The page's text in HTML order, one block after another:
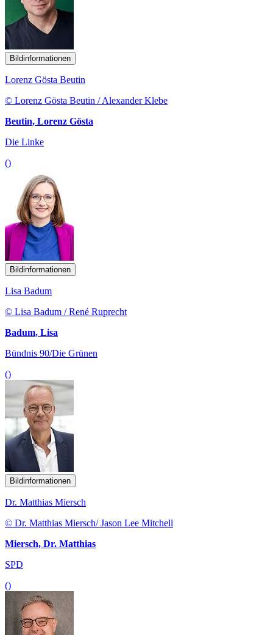
Bildinformationen
Lorenz Gösta Beutin
© Lorenz Gösta Beutin / Alexander Klebe
Beutin, Lorenz Gösta
Die Linke
()
Bildinformationen
Lisa Badum
© Lisa Badum / René Ruprecht
Badum, Lisa
Bündnis 90/Die Grünen
()
Bildinformationen
Dr. Matthias Miersch
© Dr. Matthias Miersch/ Jason Lee Mitchell
Miersch, Dr. Matthias
SPD
()